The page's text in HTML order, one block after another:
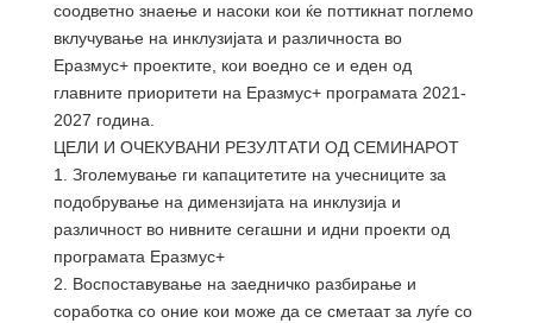
соодветно знаење и насоки кои ќе поттикнат поглемо
вклучување на инклузијата и различноста во
Еразмус+ проектите, кои воедно се и еден од
главните приоритети на Еразмус+ програмата 2021-
2027 година.
ЦЕЛИ И ОЧЕКУВАНИ РЕЗУЛТАТИ ОД СЕМИНАРОТ
1. Зголемување ги капацитетите на учесниците за
подобрување на димензијата на инклузија и
различност во нивните сегашни и идни проекти од
програмата Еразмус+
2. Воспоставување на заедничко разбирање и
соработка со оние кои може да се сметаат за луѓе со